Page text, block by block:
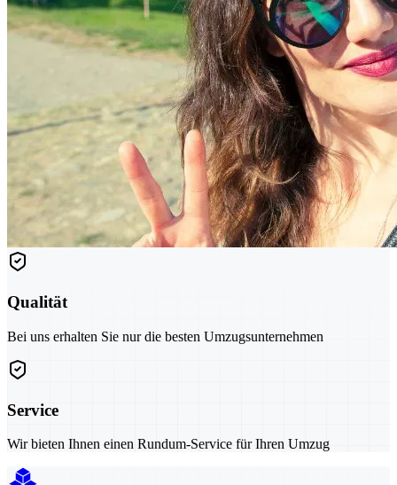
Qualität
Bei uns erhalten Sie nur die besten Umzugsunternehmen
Service
Wir bieten Ihnen einen Rundum-Service für Ihren Umzug